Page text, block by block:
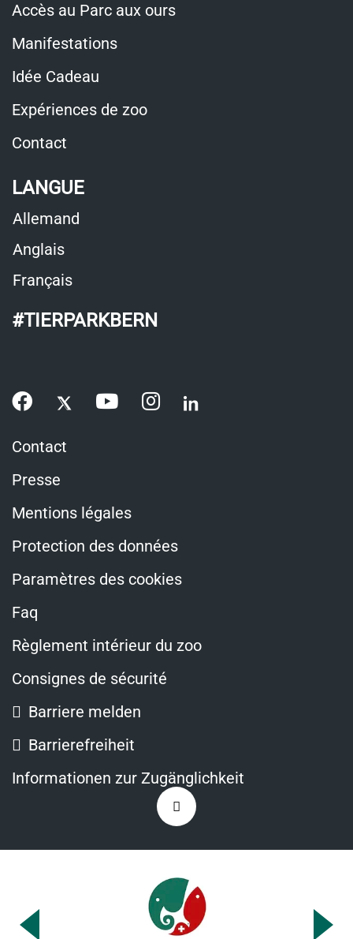
Accès au Parc aux ours
Manifestations
Idée Cadeau
Expériences de zoo
Contact
LANGUE
Allemand
Anglais
Français
#TIERPARKBERN
Contact
Presse
Mentions légales
Protection des données
Paramètres des cookies
Faq
Règlement intérieur du zoo
Consignes de sécurité
Barriere melden
Barrierefreiheit
Informationen zur Zugänglichkeit
Zurück
oben